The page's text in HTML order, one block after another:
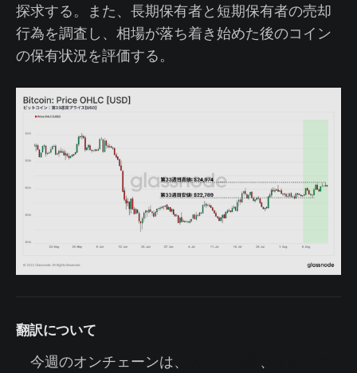
探求する。また、長期保有者と短期保有者の売却
行為を調査し、相場が落ち着き始めた後のコイン
の保有状況を評価する。
翻訳について
今週のオンチェーンは、 、